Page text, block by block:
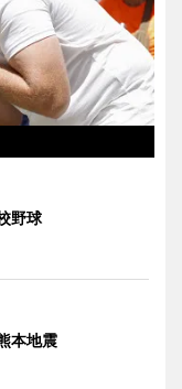
野球
本地震